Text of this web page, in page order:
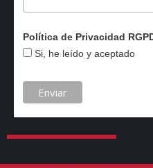
Política de Privacidad
Si, he leído y aceptado